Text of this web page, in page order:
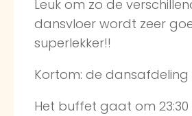
Leuk om zo de
dansvloer wordt zeer
superlekker!!
Kortom: de
Het buffet gaat om